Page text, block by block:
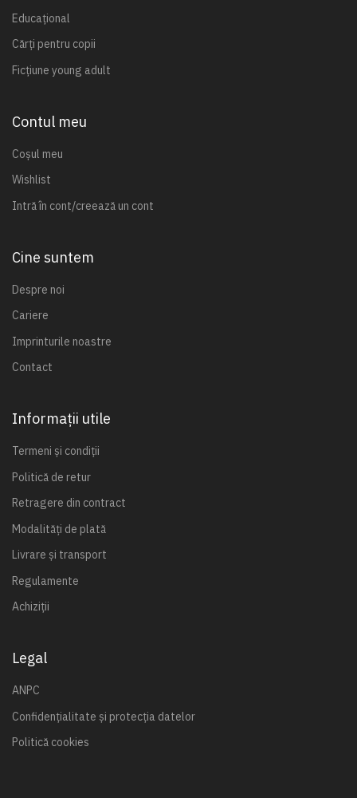
Educațional
Cărți pentru copii
Ficțiune young adult
Contul meu
Coșul meu
Wishlist
Intră în cont/creează un cont
Cine suntem
Despre noi
Cariere
Imprinturile noastre
Contact
Informații utile
Termeni și condiții
Politică de retur
Retragere din contract
Modalități de plată
Livrare și transport
Regulamente
Achiziții
Legal
ANPC
Confidențialitate și protecția datelor
Politică cookies